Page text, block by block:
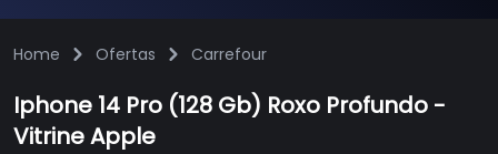
Home Ofertas Carrefour
Iphone 14 Pro (128 Gb) Roxo Profundo -
Vitrine Apple